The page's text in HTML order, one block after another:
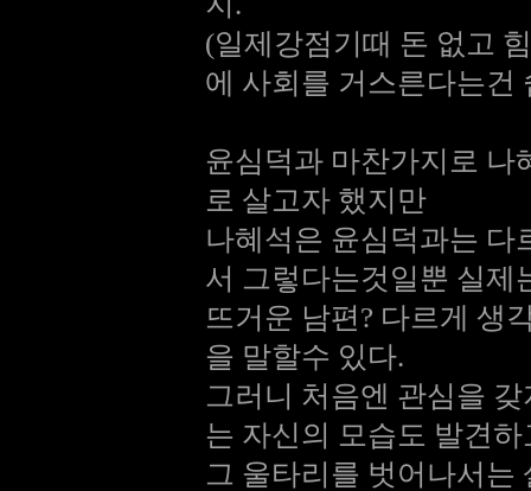
(일제강점기때 돈 없고
에 사회를 거스른다는건
윤심덕과 마찬가지로 나
로 살고자 했지만
나혜석은 윤심덕과는 다
서 그렇다는것일뿐 실제
뜨거운 남편? 다르게 생
을 말할수 있다.
그러니 처음엔 관심을
는 자신의 모습도 발견하
그 울타리를 벗어나서는